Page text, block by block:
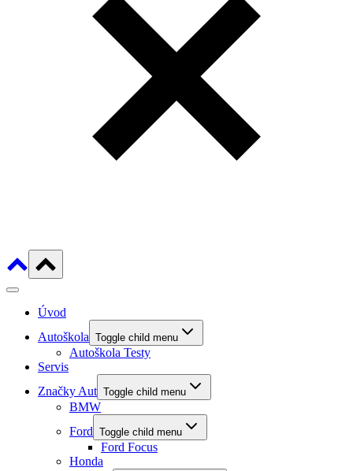
Úvod
Autoškola Toggle child menu
Autoškola Testy
Servis
Značky Aut Toggle child menu
BMW
Ford Toggle child menu
Ford Focus
Honda